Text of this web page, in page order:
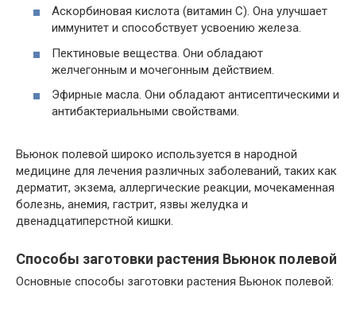
Аскорбиновая кислота (витамин C). Она улучшает
иммунитет и способствует усвоению железа.
Пектиновые вещества. Они обладают
желчегонным и мочегонным действием.
Эфирные масла. Они обладают антисептическими и
антибактериальными свойствами.
Вьюнок полевой широко используется в народной
медицине для лечения различных заболеваний, таких как
дерматит, экзема, аллергические реакции, мочекаменная
болезнь, анемия, гастрит, язвы желудка и
двенадцатиперстной кишки.
Способы заготовки растения Вьюнок полевой
Основные способы заготовки растения Вьюнок полевой: